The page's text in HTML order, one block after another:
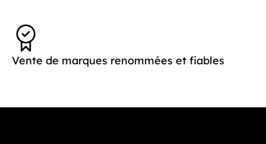
Vente de marques renommées et fiables